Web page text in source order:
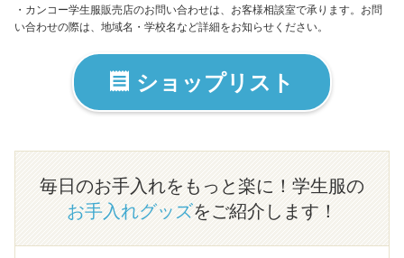
・カンコー学生服販売店のお問い合わせは、 お客様相談室で承ります。お問
い合わせの際は、地域名・学校名など詳細をお知らせください。
ショップリスト
毎日のお手入れをもっと楽に！学生服の
お手入れグッズをご紹介します！